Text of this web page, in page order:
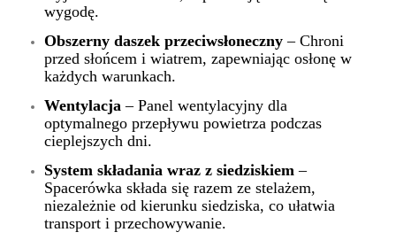
wygodę.
Obszerny daszek przeciwsłoneczny – Chroni
przed słońcem i wiatrem, zapewniając osłonę w
każdych warunkach.
Wentylacja – Panel wentylacyjny dla
optymalnego przepływu powietrza podczas
cieplejszych dni.
System składania wraz z siedziskiem –
Spacerówka składa się razem ze stelażem,
niezależnie od kierunku siedziska, co ułatwia
transport i przechowywanie.